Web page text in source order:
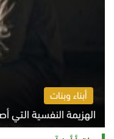
أبناء وبنات
الهزيمة النفسية التي
الخميس 6 أغسطس 2026 11:12 ص